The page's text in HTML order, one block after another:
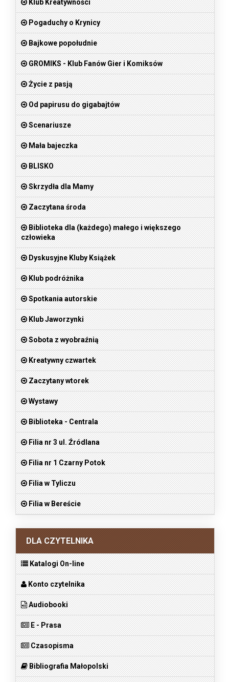
Klub Kreatywności
Pogaduchy o Krynicy
Bajkowe popołudnie
GROMIKS - Klub Fanów Gier i Komiksów
Życie z pasją
Od papirusu do gigabajtów
Scenariusze
Mała bajeczka
BLISKO
Skrzydła dla Mamy
Zaczytana środa
Biblioteka dla (każdego) małego i większego
człowieka
Dyskusyjne Kluby Książek
Klub podróżnika
Spotkania autorskie
Klub Jaworzynki
Sobota z wyobraźnią
Kreatywny czwartek
Zaczytany wtorek
Wystawy
Biblioteka - Centrala
Filia nr 3 ul. Źródlana
Filia nr 1 Czarny Potok
Filia w Tyliczu
Filia w Bereście
DLA CZYTELNIKA
Katalogi On-line
Konto czytelnika
Audiobooki
E - Prasa
Czasopisma
Bibliografia Małopolski